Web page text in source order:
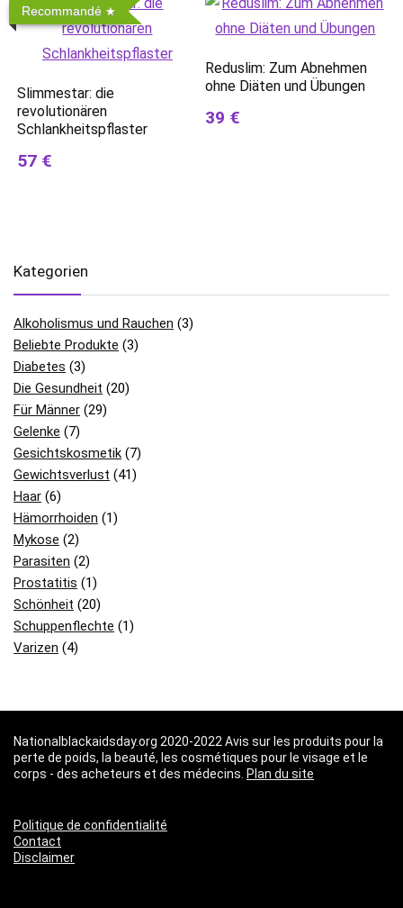
Recommandé
Slimmestar: die
revolutionären
Schlankheitspflaster
57 €
Reduslim: Zum Abnehmen
ohne Diäten und Übungen
39 €
Kategorien
Alkoholismus und Rauchen (3)
Beliebte Produkte (3)
Diabetes (3)
Die Gesundheit (20)
Für Männer (29)
Gelenke (7)
Gesichtskosmetik (7)
Gewichtsverlust (41)
Haar (6)
Hämorrhoiden (1)
Mykose (2)
Parasiten (2)
Prostatitis (1)
Schönheit (20)
Schuppenflechte (1)
Varizen (4)
Nationalblackaidsday.org 2020-2022 Avis sur les produits pour la
perte de poids, la beauté, les cosmétiques pour le visage et le
corps - des acheteurs et des médecins. Plan du site
Politique de confidentialité
Contact
Disclaimer